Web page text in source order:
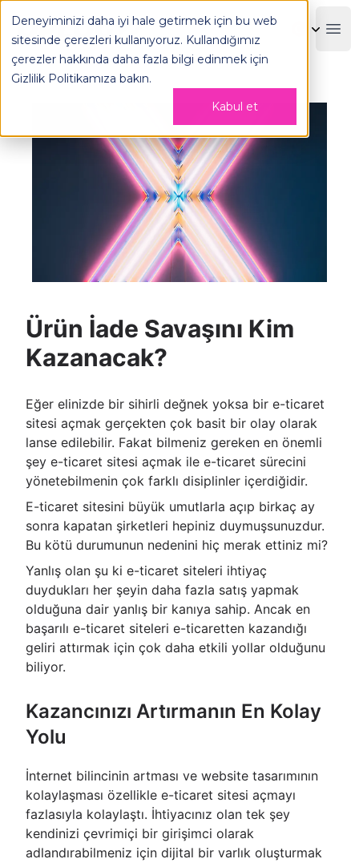
Deneyiminizi daha iyi hale getirmek için bu web
sitesinde çerezleri kullanıyoruz. Kullandığımız
çerezler hakkında daha fazla bilgi edinmek için
Gizlilik Politikamıza bakın.
Kabul et
OPLOG
Ürün İade Savaşını Kim
Kazanacak?
Eğer elinizde bir sihirli değnek yoksa bir e-ticaret
sitesi açmak gerçekten çok basit bir olay olarak
lanse edilebilir. Fakat bilmeniz gereken en önemli
şey e-ticaret sitesi açmak ile e-ticaret sürecini
yönetebilmenin çok farklı disiplinler içerdiğidir.
E-ticaret sitesini büyük umutlarla açıp birkaç ay
sonra kapatan şirketleri hepiniz duymuşsunuzdur.
Bu kötü durumunun nedenini hiç merak ettiniz mi?
Yanlış olan şu ki e-ticaret siteleri ihtiyaç
duydukları her şeyin daha fazla satış yapmak
olduğuna dair yanlış bir kanıya sahip. Ancak en
başarılı e-ticaret siteleri e-ticaretten kazandığı
geliri attırmak için çok daha etkili yollar olduğunu
biliyor.
Kazancınızı Artırmanın En Kolay
Yolu
İnternet bilincinin artması ve website tasarımının
kolaylaşması özellikle e-ticaret sitesi açmayı
fazlasıyla kolaylaştı. İhtiyacınız olan tek şey
kendinizi çevrimiçi bir girişimci olarak
adlandırabilmeniz için dijital bir varlık oluşturmak